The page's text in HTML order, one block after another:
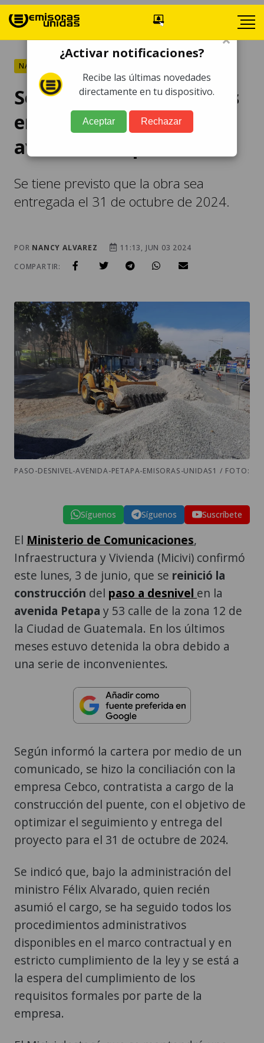
NACIONALES
Se reanudan los trabajos
en paso a desnivel de la
avenida Petapa
Se tiene previsto que la obra sea
entregada el 31 de octubre de 2024.
POR NANCY ALVAREZ
11:13, JUN 03 2024
COMPARTIR:
PASO-DESNIVEL-AVENIDA-PETAPA-EMISORAS-UNIDAS1 / FOTO:
Síguenos Síguenos Suscríbete
El Ministerio de Comunicaciones,
Infraestructura y Vivienda (Micivi) confirmó
este lunes, 3 de junio, que se reinició la
construcción del paso a desnivel en la
avenida Petapa y 53 calle de la zona 12 de
la Ciudad de Guatemala. En los últimos
meses estuvo detenida la obra debido a
una serie de inconvenientes.
Según informó la cartera por medio de un
comunicado, se hizo la conciliación con la
empresa Cebco, contratista a cargo de la
construcción del puente, con el objetivo de
optimizar el seguimiento y entrega del
proyecto para el 31 de octubre de 2024.
Se indicó que, bajo la administración del
ministro Félix Alvarado, quien recién
asumió el cargo, se ha seguido todos los
procedimientos administrativos
disponibles en el marco contractual y en
estricto cumplimiento de la ley y se está a
la espera del cumplimiento de los
requisitos formales por parte de la
empresa.
×
¿Activar notificaciones?
Recibe las últimas novedades
directamente en tu dispositivo.
Aceptar Rechazar